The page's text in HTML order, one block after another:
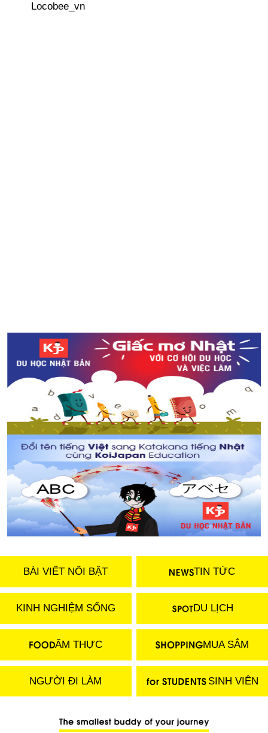
Locobee_vn
BÀI VIẾT NỔI BẬT TIN TỨC
KINH NGHIỆM SỐNG DU LỊCH
ẨM THỰC MUA SẮM
NGƯỜI ĐI LÀM SINH VIÊN